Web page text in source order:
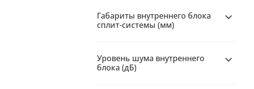
Габариты внутреннего блока
сплит-системы (мм)
Уровень шума внутреннего
блока (дБ)